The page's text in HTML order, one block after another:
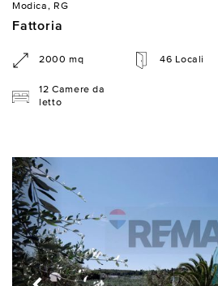
Modica, RG
Fattoria
2000 mq 46 Locali
12 Camere da
letto